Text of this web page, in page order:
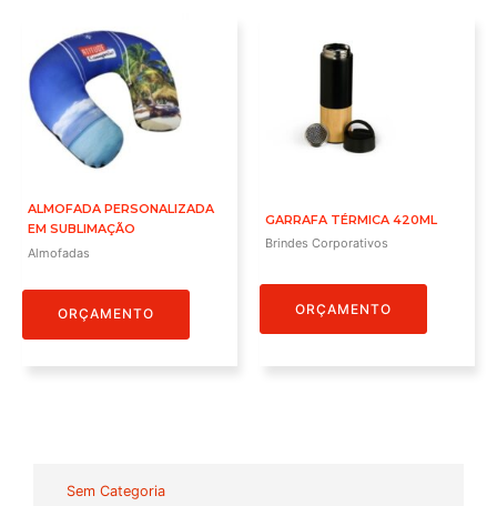
Sem Categoria
ALMOFADA PERSONALIZADA
EM SUBLIMAÇÃO
Almofadas
ORÇAMENTO
GARRAFA TÉRMICA 420ML
Brindes Corporativos
ORÇAMENTO